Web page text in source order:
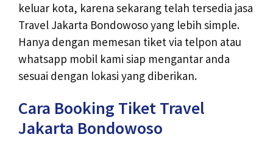
keluar kota, karena sekarang telah tersedia jasa
Travel Jakarta Bondowoso yang lebih simple.
Hanya dengan memesan tiket via telpon atau
whatsapp mobil kami siap mengantar anda
sesuai dengan lokasi yang diberikan.
Cara Booking Tiket Travel
Jakarta Bondowoso